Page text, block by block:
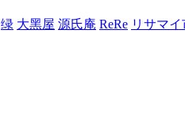
绿 大黑屋 源氏庵 ReRe リサマ